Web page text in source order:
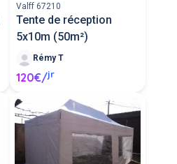
Valff 67210
Tente de réception
5x10m (50m²)
Rémy T
120€/jr